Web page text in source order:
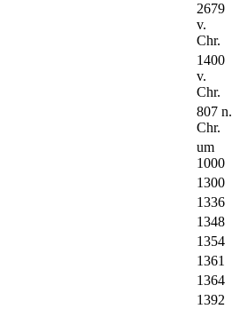
2679
v.
Chr.
1400
v.
Chr.
807 n.
Chr.
um
1000
1300
1336
1348
1354
1361
1364
1392